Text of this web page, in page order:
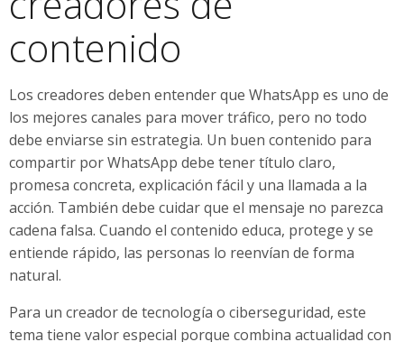
contenido
Los creadores deben entender que WhatsApp es uno de
los mejores canales para mover tráfico, pero no todo
debe enviarse sin estrategia. Un buen contenido para
compartir por WhatsApp debe tener título claro,
promesa concreta, explicación fácil y una llamada a la
acción. También debe cuidar que el mensaje no parezca
cadena falsa. Cuando el contenido educa, protege y se
entiende rápido, las personas lo reenvían de forma
natural.
Para un creador de tecnología o ciberseguridad, este
tema tiene valor especial porque combina actualidad con